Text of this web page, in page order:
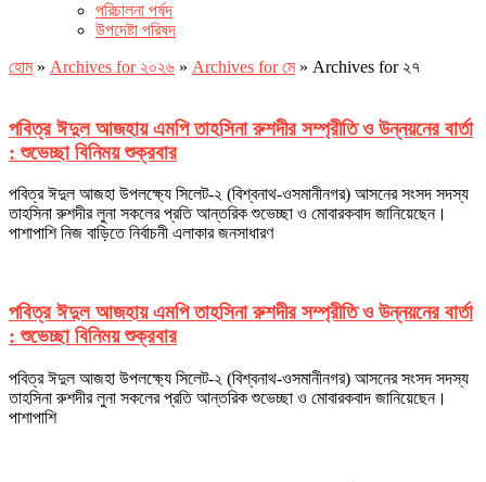
পরিচালনা পর্ষদ
উপদেষ্টা পরিষদ
হোম» Archives for ২০২৬ » Archives for মে» Archives for ২৭
পবিত্র ঈদুল আজহায় এমপি তাহসিনা রুশদীর সম্প্রীতি ও উন্নয়নের বার্তা
: শুভেচ্ছা বিনিময় শুক্রবার
পবিত্র ঈদুল আজহা উপলক্ষ্যে সিলেট-২ (বিশ্বনাথ-ওসমানীনগর) আসনের সংসদ সদস্য
তাহসিনা রুশদীর লুনা সকলের প্রতি আন্তরিক শুভেচ্ছা ও মোবারকবাদ জানিয়েছেন।
পাশাপাশি নিজ বাড়িতে নির্বাচনী এলাকার জনসাধারণ
পবিত্র ঈদুল আজহায় এমপি তাহসিনা রুশদীর সম্প্রীতি ও উন্নয়নের বার্তা
: শুভেচ্ছা বিনিময় শুক্রবার
পবিত্র ঈদুল আজহা উপলক্ষ্যে সিলেট-২ (বিশ্বনাথ-ওসমানীনগর) আসনের সংসদ সদস্য
তাহসিনা রুশদীর লুনা সকলের প্রতি আন্তরিক শুভেচ্ছা ও মোবারকবাদ জানিয়েছেন।
পাশাপাশি